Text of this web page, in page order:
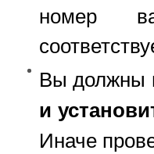
номер
Вы должны
и
Иначе